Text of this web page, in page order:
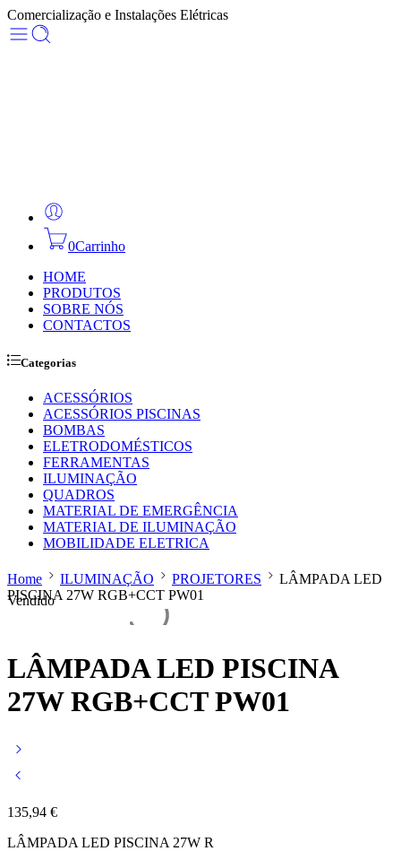
Comercialização e Instalações Elétricas
0Carrinho
HOME
PRODUTOS
SOBRE NÓS
CONTACTOS
Categorias
ACESSÓRIOS
ACESSÓRIOS PISCINAS
BOMBAS
ELETRODOMÉSTICOS
FERRAMENTAS
ILUMINAÇÃO
QUADROS
MATERIAL DE EMERGÊNCIA
MATERIAL DE ILUMINAÇÃO
MOBILIDADE ELETRICA
Home ILUMINAÇÃO PROJETORES
LÂMPADA LED
PISCINA 27W RGB+CCT PW01
Vendido
LÂMPADA LED PISCINA
27W RGB+CCT PW01
135,94 €
LÂMPADA LED PISCINA 27W R